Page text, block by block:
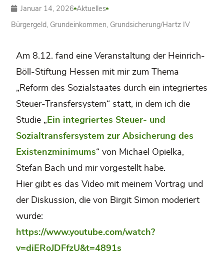
Januar 14, 2026 Aktuelles
Bürgergeld, Grundeinkommen, Grundsicherung/­Hartz IV
Am 8.12. fand eine Veranstaltung der Heinrich-
Böll-Stiftung Hessen mit mir zum Thema
„Reform des Sozialstaates durch ein integriertes
Steuer-Transfersystem“ statt, in dem ich die
Studie „Ein integriertes Steuer- und
Sozialtransfersystem zur Absicherung des
Existenzminimums“ von Michael Opielka,
Stefan Bach und mir vorgestellt habe.
Hier gibt es das Video mit meinem Vortrag und
der Diskussion, die von Birgit Simon moderiert
wurde:
https://www.youtube.com/watch?
v=diERoJDFfzU&t=4891s